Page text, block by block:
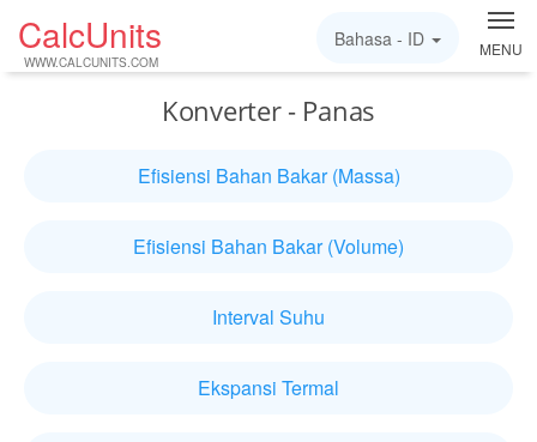
CalcUnits
WWW.CALCUNITS.COM
MENU
Bahasa - ID
Konverter - Panas
Efisiensi Bahan Bakar (Massa)
Efisiensi Bahan Bakar (Volume)
Interval Suhu
Ekspansi Termal